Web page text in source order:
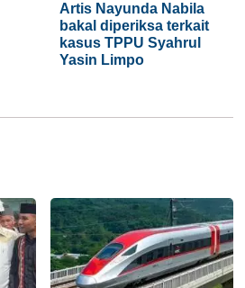
Artis Nayunda Nabila
bakal diperiksa terkait
kasus TPPU Syahrul
Yasin Limpo